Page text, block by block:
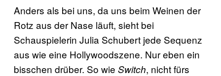
Anders als bei uns, da uns beim Weinen der
Rotz aus der Nase läuft, sieht bei
Schauspielerin Julia Schubert jede Sequenz
aus wie eine Hollywoodszene. Nur eben ein
bisschen drüber. So wie Switch, nicht fürs